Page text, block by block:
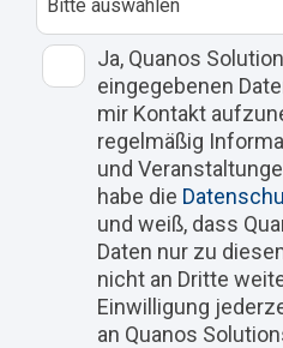
Ja, Quanos
eingegebenen
mir Kontakt
regelmäßig
und
habe die
und weiß, dass
Daten nur zu
nicht an Dritte
Einwilligung
an Quanos